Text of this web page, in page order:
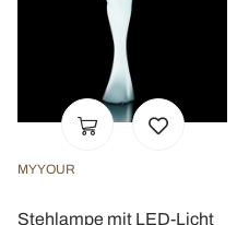
MYYOUR
Stehlampe mit LED-Licht